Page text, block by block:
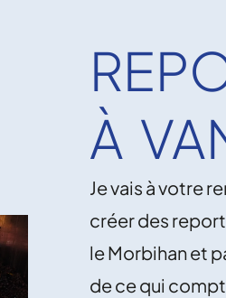
À
Je vais à votre
créer des
le Morbihan et
de ce qui